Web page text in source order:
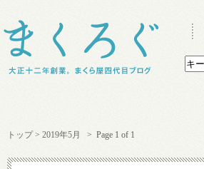
トップ> 2019年5月 > Page 1 of 1